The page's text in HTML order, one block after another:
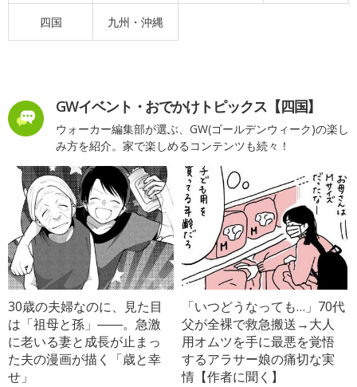
四国 九州・沖縄
GWイベント・おでかけトピックス【四国】
ウォーカー編集部が選ぶ、GW(ゴールデンウィーク)の楽し
み方を紹介。家で楽しめるコンテンツも続々！
30歳の夫婦なのに、見た目
は「祖母と孫」――。急激
に老いる妻と成長が止まっ
た夫の漫画が描く「歳と幸
せ」
「いつどうなっても…」70代
父が全裸で救急搬送→大人
用オムツを手に最悪を覚悟
するアラサー娘の痛切な実
情【作者に聞く】